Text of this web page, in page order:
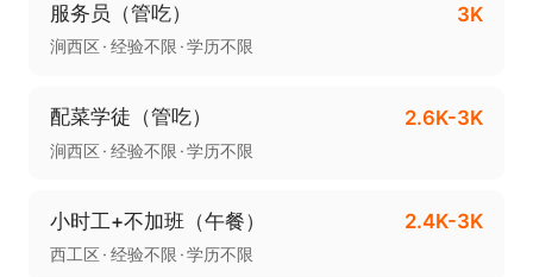
服务员（管吃） 3K
涧西区 经验不限 学历不限
配菜学徒（管吃） 2.6K-3K
涧西区 经验不限 学历不限
小时工+不加班（午餐） 2.4K-3K
西工区 经验不限 学历不限